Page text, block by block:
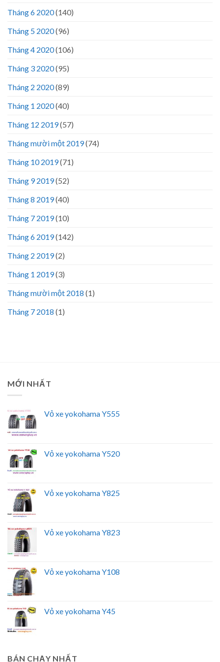
Tháng 6 2020(140)
Tháng 5 2020(96)
Tháng 4 2020(106)
Tháng 3 2020(95)
Tháng 2 2020(89)
Tháng 1 2020(40)
Tháng 12 2019(57)
Tháng mười một 2019(74)
Tháng 10 2019(71)
Tháng 9 2019(52)
Tháng 8 2019(40)
Tháng 7 2019(10)
Tháng 6 2019(142)
Tháng 2 2019(2)
Tháng 1 2019(3)
Tháng mười một 2018 (1)
Tháng 7 2018 (1)
MỚI NHẤT
Vỏ xe yokohama Y555
Vỏ xe yokohama Y520
Vỏ xe yokohama Y825
Vỏ xe yokohama Y823
Vỏ xe yokohama Y108
Vỏ xe yokohama Y45
BÁN CHẠY NHẤT